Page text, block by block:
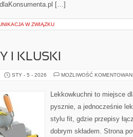
[…]
W ZWIĄZKU
I KLUSKI
STY - 5 - 2026 MOŻLIWOŚĆ
Lekkowkuchni to miejsce
pysznie, a jednocześnie
stylu fit, gdzie przepisy
dobrym składem. Strona